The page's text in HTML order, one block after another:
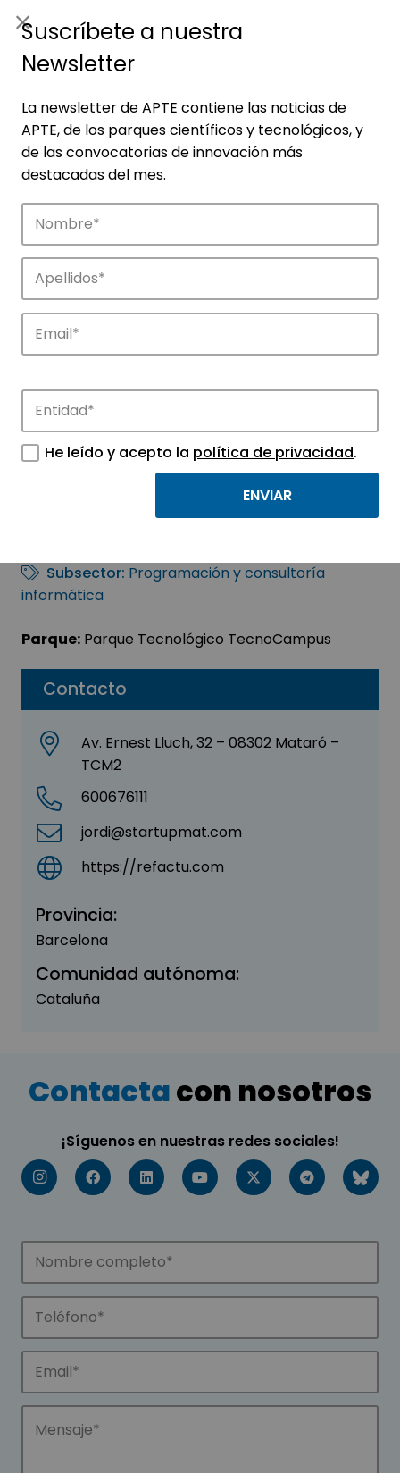
Empresas
Descubre las empresas que impulsan la
innovación en los parques de APTE.
Contacto
Av. Ernest Lluch, 32 – 08302 Mataró –
TCM2
600676111
jordi@startupmat.com
https://refactu.com
Provincia:
Barcelona
Comunidad autónoma:
Cataluña
Digital Mushroom
,S.L.U.
INFORMACIÓN, INFORMÁTICA Y
Subsector: Programación y consultoría
informática
Parque: Parque Tecnológico TecnoCampus
Contactacon nosotros
¡Síguenos en nuestras redes sociales!
Suscríbete a nuestra
Newsletter
La newsletter de APTE contiene las noticias de
APTE, de los parques científicos y tecnológicos, y
de las convocatorias de innovación más
destacadas del mes.
He leído y acepto la política de privacidad.